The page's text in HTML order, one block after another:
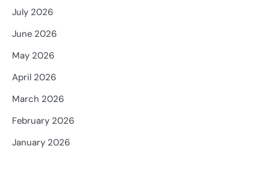
July 2026
June 2026
May 2026
April 2026
March 2026
February 2026
January 2026